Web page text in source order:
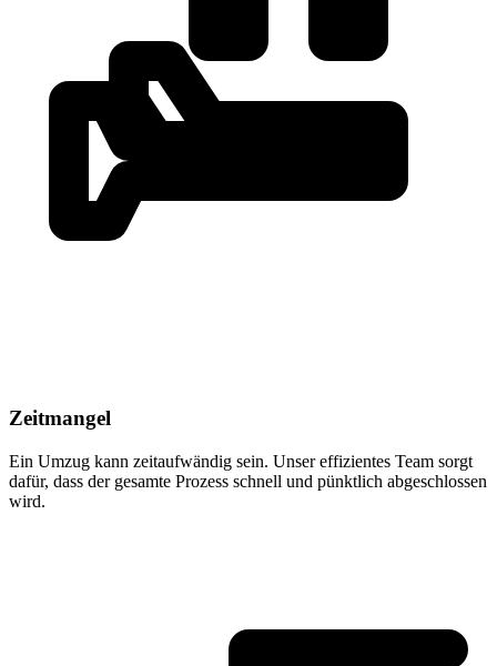
Zeitmangel
Ein Umzug kann zeitaufwändig sein. Unser effizientes Team sorgt
dafür, dass der gesamte Prozess schnell und pünktlich abgeschlossen
wird.